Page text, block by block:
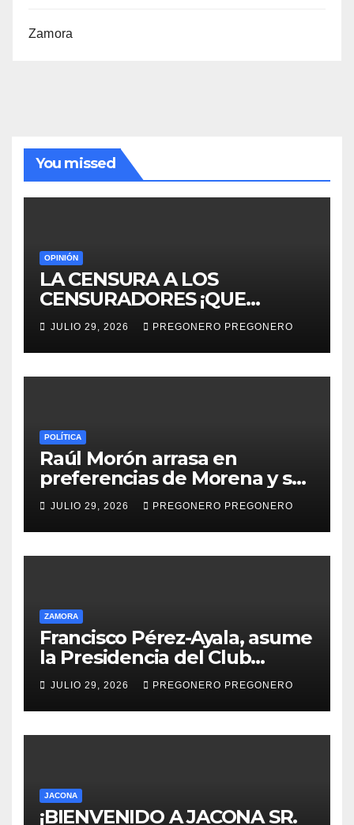
Zamora
You missed
OPINIÓN
LA CENSURA A LOS
CENSURADORES ¡QUE
HORROR!
JULIO 29, 2026 PREGONERO PREGONERO
POLÍTICA
Raúl Morón arrasa en
preferencias de Morena y se
perfila hacia la gubernatura
de Michoacán en 2027
JULIO 29, 2026 PREGONERO PREGONERO
ZAMORA
Francisco Pérez-Ayala, asume
la Presidencia del Club
Rotario Zamora Industrial,
para el periodo 2026–2027
JULIO 29, 2026 PREGONERO PREGONERO
JACONA
¡BIENVENIDO A JACONA SR.